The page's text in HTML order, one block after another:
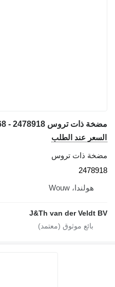
عند الطلب
ذات تروس
هولندا، Wouw
J&Th van der Veldt